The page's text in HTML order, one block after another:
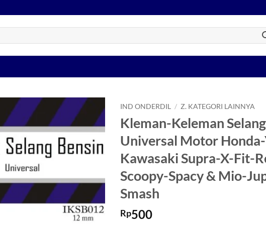
Tambahkan
ke Wishlist
IND ONDERDIL / Z. KATEGORI LAINNYA
Kleman-Keleman
Universal Motor
Kawasaki Supra-X-Fit-
Scoopy-Spacy & Mio-
Smash
Rp500